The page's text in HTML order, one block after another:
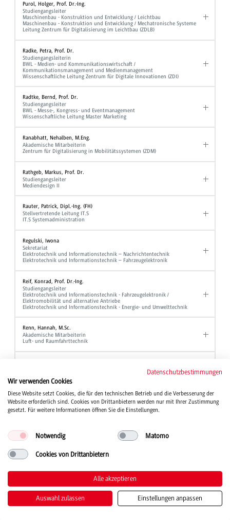
Purol, Holger, Prof. Dr.-Ing.
Studiengangsleiter
Maschinenbau - Konstruktion und Entwicklung / Leichtbau
Maschinenbau - Konstruktion und Entwicklung / Mechatronische Systeme
Leitung Zentrum für Digitalisierung im Leichtbau (ZDLB)
Radke, Petra, Prof. Dr.
Studiengangsleiterin
BWL - Medien- und Kommunikationswirtschaft /
Kommunikationsmanagement und Medienmanagement
Wissenschaftliche Leitung Zentrum für Digitale Innovationen (ZDI)
Radtke, Bernd, Prof. Dr.
Studiengangsleiter
BWL - Messe-, Kongress- und Eventmanagement
Wissenschaftliche Leitung Master Marketing
Ranabhatt, Nehalben, M.Eng.
Akademische Mitarbeiterin
Zentrum für Digitalisierung in Mobilitätssystemen (ZDM)
Rathgeb, Markus, Prof. Dr.
Studiengangsleiter
Mediendesign II
Rauter, Patrick, Dipl.-Ing. (FH)
Stellvertretende Leitung IT.S
IT.S Systemadministration
Regulski, Iwona
Sekretariat
Elektrotechnik und Informationstechnik – Nachrichtentechnik
Elektrotechnik und Informationstechnik – Fahrzeugelektronik
Reif, Konrad, Prof. Dr.-Ing.
Studiengangsleiter
Elektrotechnik und Informationstechnik - Fahrzeugelektronik /
Elektromobilität und alternative Antriebe
Elektrotechnik und Informationstechnik - Energie- und Umwelttechnik
Renn, Hannah, M.Sc.
Akademische Mitarbeiterin
Luft- und Raumfahrttechnik
Gleichbehandlungsmanager
Rieber, Jochen, Prof. Dr.
Professor
Rief, Manfred, Dipl.-Ing. (FH)
Maschinenbau
Rieger, Bernd, Prof. Dr.
BWL - Bank und BWL - Finanzdienstleistungen
Riegger, Chiara
Datenschutzbestimmungen
Wir verwenden Cookies
Diese Website setzt Cookies, die für den technischen Betrieb und die Verbesserung der
Website erforderlich sind. Cookies von Drittanbietern werden nur mit Ihrer Zustimmung
gesetzt. Für weitere Informationen öffnen Sie die Einstellungen.
Notwendig Matomo
Cookies von Drittanbietern
Alle akzeptieren
Auswahl zulassen Einstellungen anpassen